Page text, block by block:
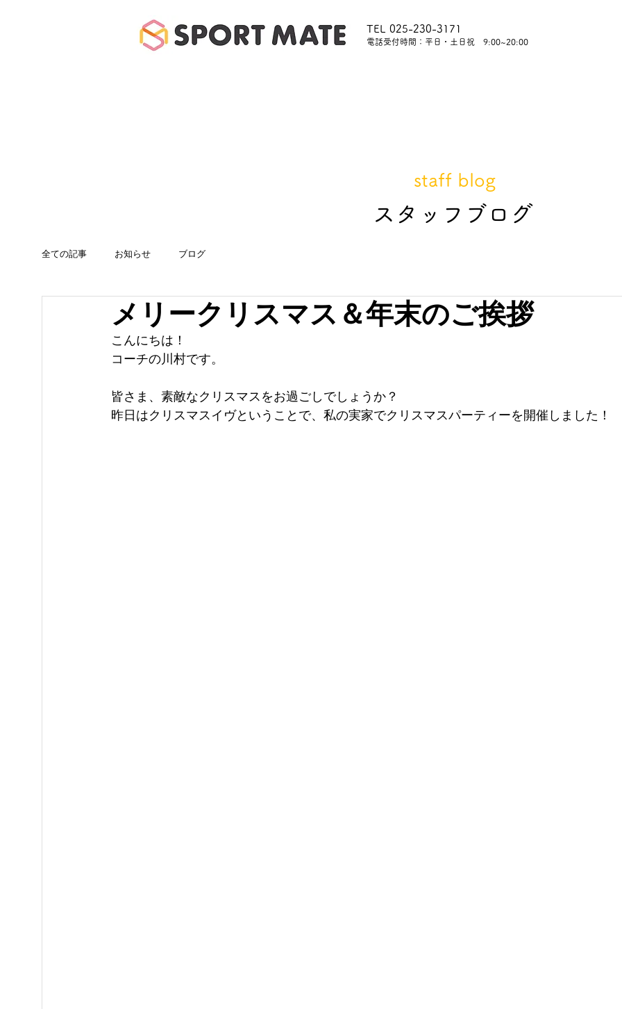
TEL 025-230-3171
​電話受付時間：平日・土日祝 9:00~20:00
全ての記事 お知らせ ブログ
メリークリスマス＆年末のご挨拶
こんにちは！
コーチの川村です。
皆さま、素敵なクリスマスをお過ごしでしょうか？
昨日はクリスマスイヴということで、私の実家でクリスマスパーティーを開催しました！
​スタッフブログ
staff blog